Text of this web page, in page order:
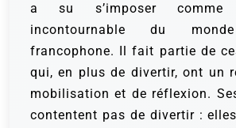
a su s’imposer
incontournable du
francophone. Il fait partie de
qui, en plus de divertir, ont un
mobilisation et de réflexion.
contentent pas de divertir :